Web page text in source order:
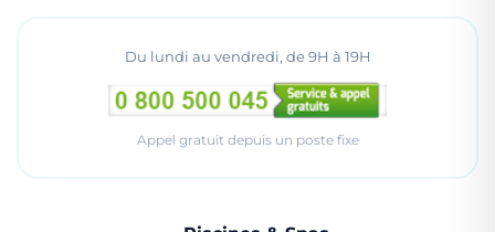
Du lundi au vendredi, de 9H à 19H
Appel gratuit depuis un poste fixe